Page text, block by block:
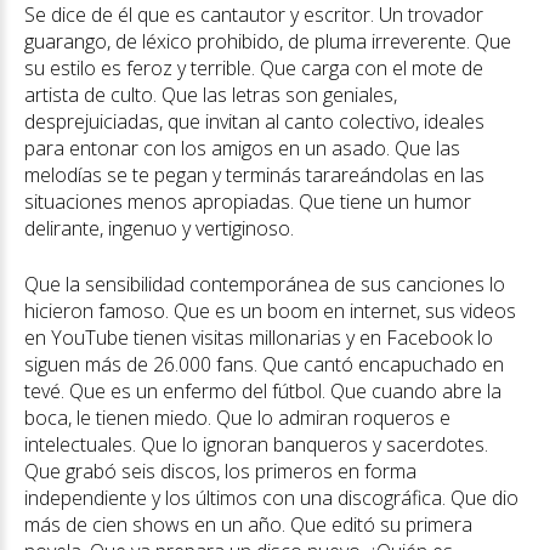
Se dice de él que es cantautor y escritor. Un trovador
guarango, de léxico prohibido, de pluma irreverente. Que
su estilo es feroz y terrible. Que carga con el mote de
artista de culto. Que las letras son geniales,
desprejuiciadas, que invitan al canto colectivo, ideales
para entonar con los amigos en un asado. Que las
melodías se te pegan y terminás tarareándolas en las
situaciones menos apropiadas. Que tiene un humor
delirante, ingenuo y vertiginoso.
Que la sensibilidad contemporánea de sus canciones lo
hicieron famoso. Que es un boom en internet, sus videos
en YouTube tienen visitas millonarias y en Facebook lo
siguen más de 26.000 fans. Que cantó encapuchado en
tevé. Que es un enfermo del fútbol. Que cuando abre la
boca, le tienen miedo. Que lo admiran roqueros e
intelectuales. Que lo ignoran banqueros y sacerdotes.
Que grabó seis discos, los primeros en forma
independiente y los últimos con una discográfica. Que dio
más de cien shows en un año. Que editó su primera